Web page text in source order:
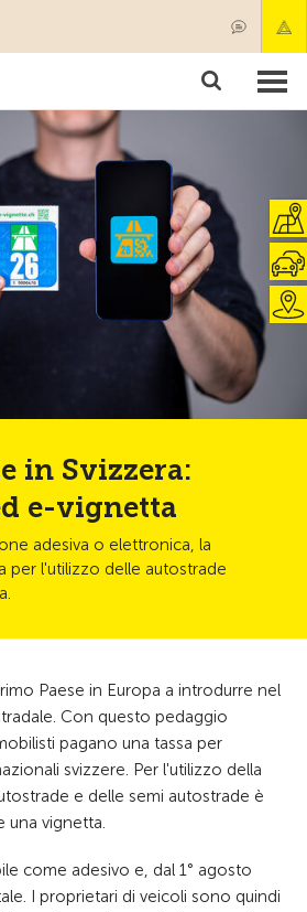
in Svizzera:
e-vignetta
adesiva o elettronica, la
per l'utilizzo delle autostrade
Paese in Europa a introdurre nel
Con questo pedaggio
pagano una tassa per
svizzere. Per l'utilizzo della
e delle semi autostrade è
una vignetta.
come adesivo e, dal 1° agosto
I proprietari di veicoli sono quindi